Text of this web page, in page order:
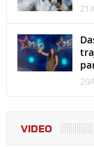
VIDEO